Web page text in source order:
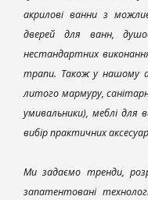
акрилові ванни з
дверей для ванн,
нестандартних
трапи. Також у нашому
литого мармуру,
умивальники), меблі для
вибір практичних
Ми задаємо тренди,
запатентовані